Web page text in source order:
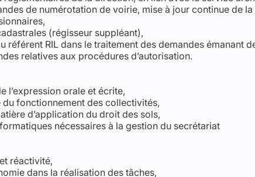
de numérotation de voirie, mise à jour continue de
(régisseur suppléant),
référent RIL dans le traitement des demandes émanant de
relatives aux procédures d’autorisation.
l’expression orale et écrite,
du fonctionnement des collectivités,
d’application du droit des sols,
nécessaires à la gestion du secrétariat
réactivité,
dans la réalisation des tâches,